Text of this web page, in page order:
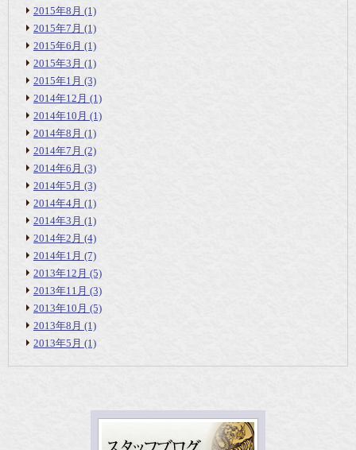
2015年8月 (1)
2015年7月 (1)
2015年6月 (1)
2015年3月 (1)
2015年1月 (3)
2014年12月 (1)
2014年10月 (1)
2014年8月 (1)
2014年7月 (2)
2014年6月 (3)
2014年5月 (3)
2014年4月 (1)
2014年3月 (1)
2014年2月 (4)
2014年1月 (7)
2013年12月 (5)
2013年11月 (3)
2013年10月 (5)
2013年8月 (1)
2013年5月 (1)